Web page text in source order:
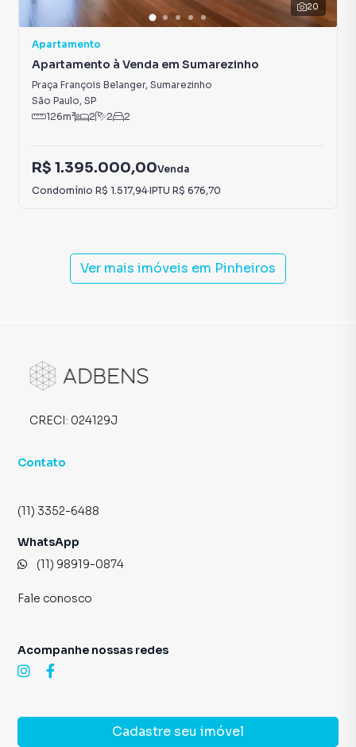
20
Apartamento
Apartamento à Venda em Sumarezinho
Praça François Belanger, Sumarezinho
São Paulo, SP
126m² 2 2 2
R$ 1.395.000,00Venda
Condomínio R$ 1.517,94·IPTU R$ 676,70
Ver mais imóveis em Pinheiros
CRECI: 024129J
Contato
(11) 3352-6488
WhatsApp
(11) 98919-0874
Fale conosco
Cadastre seu imóvel
Acompanhe nossas redes